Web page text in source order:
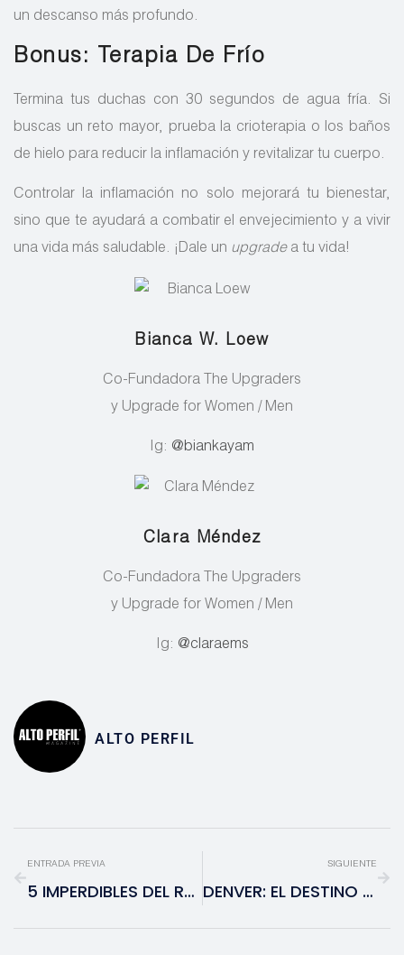
un descanso más profundo.
Bonus: Terapia De Frío
Termina tus duchas con 30 segundos de agua fría. Si
buscas un reto mayor, prueba la crioterapia o los baños
de hielo para reducir la inflamación y revitalizar tu cuerpo.
Controlar la inflamación no solo mejorará tu bienestar,
sino que te ayudará a combatir el envejecimiento y a vivir
una vida más saludable. ¡Dale un upgradea tu vida!
Bianca W. Loew
Co-Fundadora The Upgraders
y Upgrade for Women / Men
Ig: @biankayam
Clara Méndez
Co-Fundadora The Upgraders
y Upgrade for Women / Men
Ig: @claraems
ALTO PERFIL
ENTRADA PREVIA
5 IMPERDIBLES DEL RODEO DE DENVER
SIGUIENTE
DENVER: EL DESTINO PERFECTO PARA DESPEDIR EL AÑO CON ESTILO